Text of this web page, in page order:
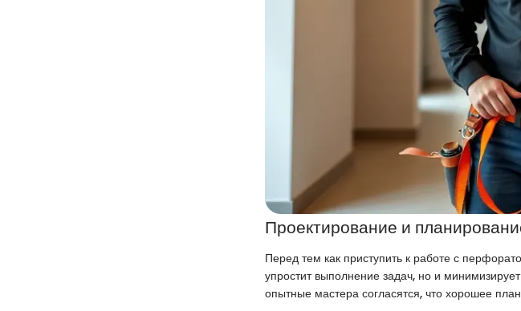
Проектирование и
Перед тем как приступить к работе с
упростит выполнение задач, но и
опытные мастера согласятся, что хорошее